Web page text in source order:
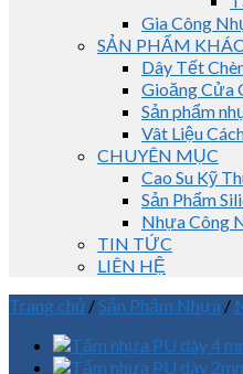
Gia Công
SẢN PHẨM KHÁC
Dây Tết
Gioăng Cửa
Sản phẩm
Vât Liệu
CHUYÊN MỤC
Cao Su Kỹ
Sản Phẩm
Nhựa Công
TIN TỨC
LIÊN HỆ
Trang chủ /Sản Phẩm Nhựa /